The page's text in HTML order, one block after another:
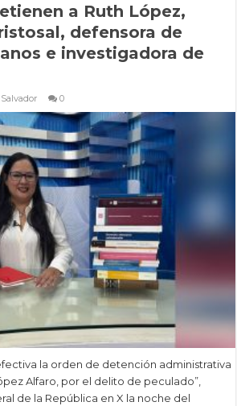
a Ruth López,
defensora de
e investigadora de
0
la orden de detención administrativa
Alfaro, por el delito de peculado”,
de la República en X la noche del